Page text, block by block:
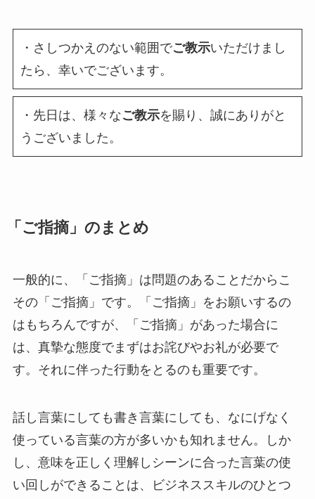
・さしつかえのない範囲でご教示いただけまし
たら、幸いでございます。
・先日は、様々なご教示を賜り、誠にありがと
うございました。
「ご指摘」のまとめ
一般的に、「ご指摘」は問題のあることだからこ
その「ご指摘」です。「ご指摘」をお願いするの
はもちろんですが、「ご指摘」があった場合に
は、真摯な態度でまずはお詫びやお礼が必要で
す。それに伴った行動をとるのも重要です。
話し言葉にしても書き言葉にしても、なにげなく
使っている言葉の方が多いかも知れません。しか
し、意味を正しく理解しシーンに合った言葉の使
い回しができることは、ビジネススキルのひとつ